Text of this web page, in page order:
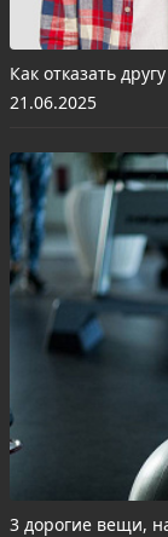
Как отказать
21.06.2025
3 дорогие вещи,